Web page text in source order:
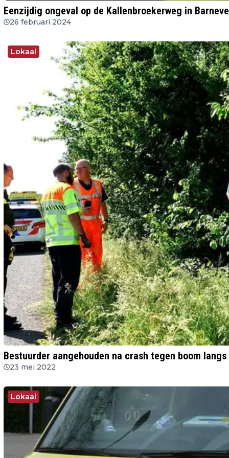
Eenzijdig ongeval op de Kallenbroekerweg in
26 februari 2024
Lokaal
Bestuurder aangehouden na crash tegen boom langs
23 mei 2022
Lokaal